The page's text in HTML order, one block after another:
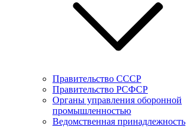
Правительство СССР
Правительство РСФСР
Органы управления оборонной
промышленностью
Ведомственная принадлежность